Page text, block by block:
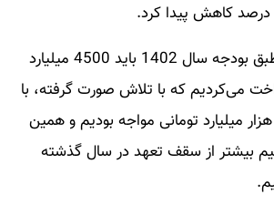
کاهش پیدا کرد.
عاشوری ادامه داد: طبق بودجه سال 1402 باید 4500 میلیارد
می‌کردیم که با تلاش صورت گرفته، با
میلیارد تومانی مواجه بودیم و همین
بیشتر از سقف تعهد در سال گذشته